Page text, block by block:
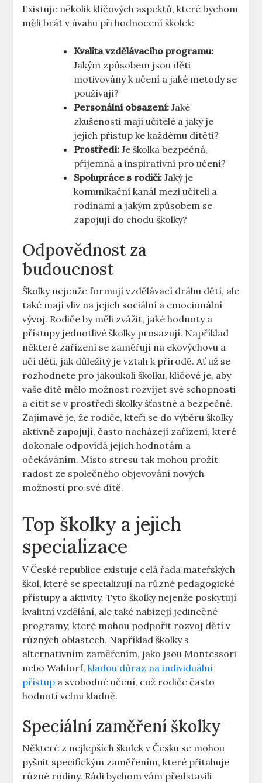
Existuje několik klíčových aspektů, které bychom
měli brát v úvahu při hodnocení školek:
Kvalita vzdělávacího programu:
Jakým způsobem jsou děti
motivovány k učení a jaké metody se
používají?
Personální obsazení: Jaké
zkušenosti mají učitelé a jaký je
jejich přístup ke každému dítěti?
Prostředí: Je školka bezpečná,
příjemná a inspirativní pro učení?
Spolupráce s rodiči: Jaký je
komunikační kanál mezi učiteli a
rodinami a jakým způsobem se
zapojují do chodu školky?
Odpovědnost za
budoucnost
Školky nejenže formují vzdělávací dráhu dětí, ale
také mají vliv na jejich sociální a emocionální
vývoj. Rodiče by měli zvážit, jaké hodnoty a
přístupy jednotlivé školky prosazují. Například
některé zařízení se zaměřují na ekovýchovu a
učí děti, jak důležitý je vztah k přírodě. Ať už se
rozhodnete pro jakoukoli školku, klíčové je, aby
vaše dítě mělo možnost rozvíjet své schopnosti
a cítit se v prostředí školky šťastné a bezpečné.
Zajímavé je, že rodiče, kteří se do výběru školky
aktivně zapojují, často nacházejí zařízení, které
dokonale odpovídá jejich hodnotám a
očekáváním. Místo stresu tak mohou prožít
radost ze společného objevování nových
možností pro své dítě.
Top školky a jejich
specializace
V České republice existuje celá řada mateřských
škol, které se specializují na různé pedagogické
přístupy a aktivity. Tyto školky nejenže poskytují
kvalitní vzdělání, ale také nabízejí jedinečné
programy, které mohou podpořit rozvoj dětí v
různých oblastech. Například školky s
alternativním zaměřením, jako jsou Montessori
nebo Waldorf,kladou důraz na individuální
přístup a svobodné učení, což rodiče často
hodnotí velmi kladně.
Speciální zaměření školky
Některé z nejlepších školek v Česku se mohou
pyšnit specifickým zaměřením, které přitahuje
různé rodiny. Rádi bychom vám představili